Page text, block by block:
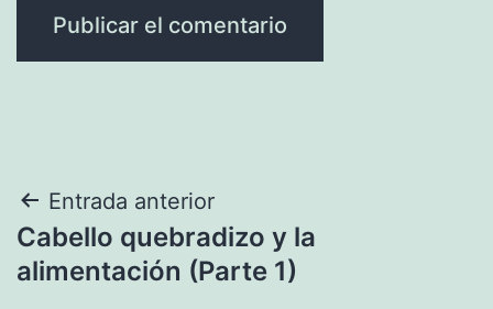
Navegación
de
Entrada anterior
Cabello quebradizo y la
alimentación (Parte 1)